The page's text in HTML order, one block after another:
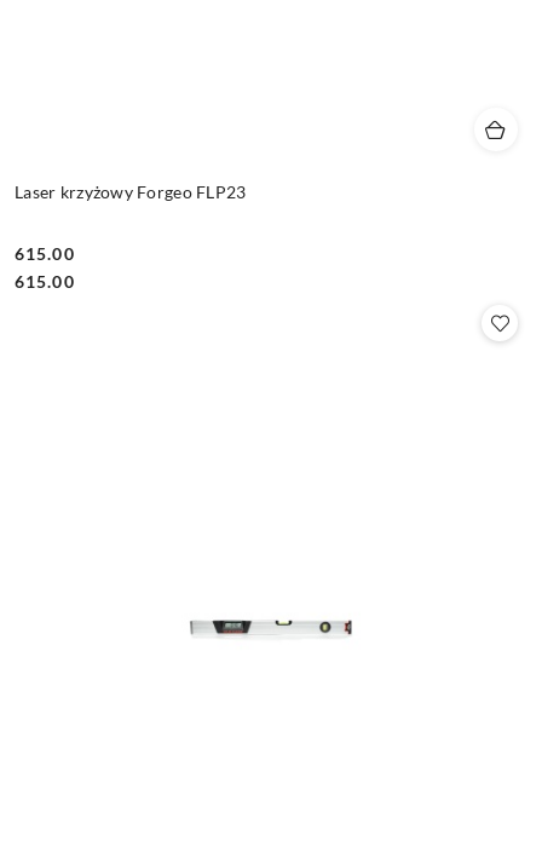
Laser krzyżowy Forgeo FLP23
Cena:
615.00
Cena:
615.00